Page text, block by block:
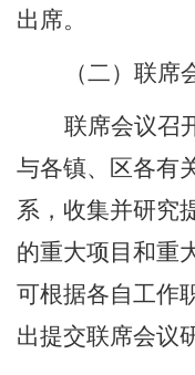
出席。
（二）联席
联席会议召
与各镇、区各有
系，收集并研究
的重大项目和重
可根据各自工作
出提交联席会议